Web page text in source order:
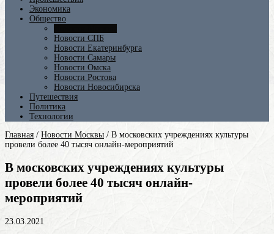
Экономика
Общество
Новости СПБ
Новости Екатеринбурга
Новости Самары
Новости Омска
Новости Ростова
Новости Новосибирска
Путешествия
Политика
Технологии
Главная / Новости Москвы / В московских учреждениях культуры
провели более 40 тысяч онлайн-мероприятий
В московских учреждениях культуры
провели более 40 тысяч онлайн-
мероприятий
23.03.2021